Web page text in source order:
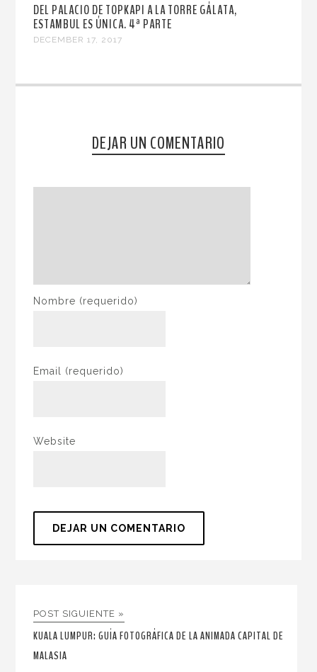
DEL PALACIO DE TOPKAPI A LA TORRE GÁLATA,
ESTAMBUL ES ÚNICA. 4ª PARTE
DECEMBER 17, 2017
DEJAR UN COMENTARIO
Nombre (requerido)
Email (requerido)
Website
POST SIGUIENTE »
KUALA LUMPUR: GUÍA FOTOGRÁFICA DE LA ANIMADA CAPITAL DE
MALASIA